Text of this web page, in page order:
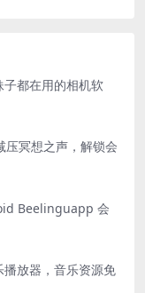
都在用的相机软
冥想之声，解锁会
放器，音乐资源免